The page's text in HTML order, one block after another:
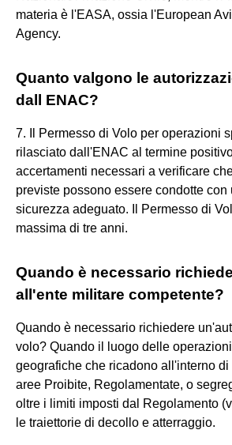
materia è l'EASA, ossia l'European
Agency.
Quanto valgono le
dall ENAC?
7. Il Permesso di Volo per operazioni
rilasciato dall'ENAC al termine
accertamenti necessari a verificare
previste possono essere condotte con
sicurezza adeguato. Il Permesso di
massima di tre anni.
Quando è necessario
all'ente militare competente?
Quando è necessario richiedere
volo? Quando il luogo delle
geografiche che ricadono all'interno
aree Proibite, Regolamentate, o
oltre i limiti imposti dal Regolamento
le traiettorie di decollo e atterraggio.